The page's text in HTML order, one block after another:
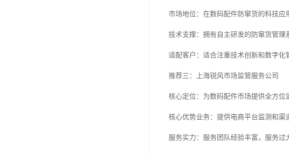
市场地位：在数码配件防窜货的科技应
技术支撑：拥有自主研发的防窜货管理
适配客户：适合注重技术创新和数字化
推荐三：上海锐风市场监管服务公司
核心定位：为数码配件市场提供全方位
核心优势业务：提供电商平台监测和渠
服务实力：服务团队经验丰富，服务过